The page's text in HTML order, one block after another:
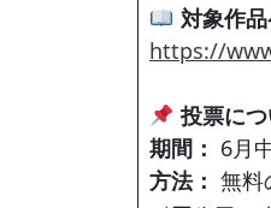
対象作
https://
投票に
期間： 6月
方法： 無料